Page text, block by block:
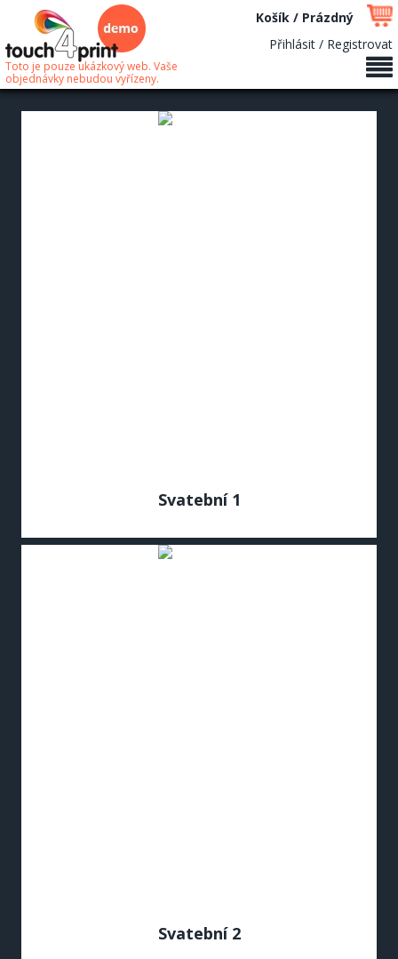
Toto je pouze ukázkový web. Vaše
objednávky nebudou vyřízeny.
Košík / Prázdný
Přihlásit / Registrovat
Svatební 1
Svatební 2